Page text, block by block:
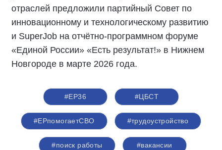
отраслей предложили партийный Совет по
инновационному и технологическому развитию
и SuperJob на отчётно-программном форуме
«Единой России» «Есть результат!» в Нижнем
Новгороде в марте 2026 года.
#ЕР36 #ЦБСТ
#ЕРпомогаетСВО #трудоустройство
#поиск работы #вакансии